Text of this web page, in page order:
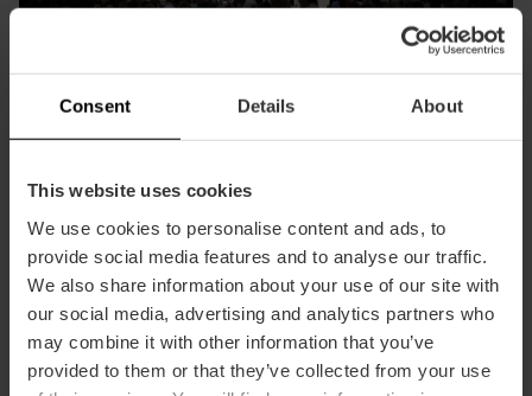
Consent Details About
This website uses cookies
We use cookies to personalise content and ads, to
provide social media features and to analyse our traffic.
We also share information about your use of our site with
our social media, advertising and analytics partners who
may combine it with other information that you’ve
provided to them or that they’ve collected from your use
6. Altri hotel da sogno
nuove aperture previste nel 2024. Tra queste ricordiamo
hotel di lusso con 84 camere nel Cabanyal, arredato
ispirandosi alla riqualificazione di questo antico quartiere di
pescatori. Il gruppo Sol y Mar, noto per gli hotel di mare a
Calpe, ha scelto Valencia per inaugurare il suo primo hotel
urbano: Estimar València, 65 camere nel centro della città.
E terminiamo con la catena alberghiera BESTPRICE, che ha
aperto da poco il suo primo hotel a Valencia: l’Hotel